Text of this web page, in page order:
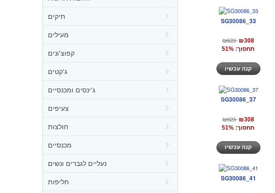
תיקים
מעילים
קפוצ'ונים
ג'קטים
ג'ינסים ומכנסיים
צעיפים
חולצות
מכנסיים
נעליים לגברים ונשים
חליפות
SG30086_33
₪623 ₪308
תחסוך: 51%
SG30086_37
₪623 ₪308
תחסוך: 51%
SG30086_41